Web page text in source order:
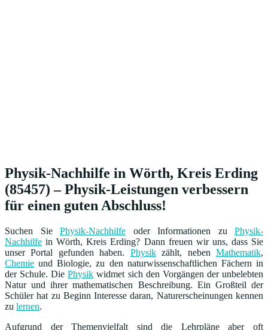
Physik-Nachhilfe in Wörth, Kreis Erding
(85457) – Physik-Leistungen verbessern
für einen guten Abschluss!
Suchen Sie Physik-Nachhilfe oder Informationen zu Physik-
Nachhilfe in Wörth, Kreis Erding? Dann freuen wir uns, dass Sie
unser Portal gefunden haben. Physikzählt, nebenMathematik,
Chemie und Biologie, zu den naturwissenschaftlichen Fächern in
der Schule. DiePhysik widmet sich den Vorgängen der unbelebten
Natur und ihrer mathematischen Beschreibung. Ein Großteil der
Schüler hat zu Beginn Interesse daran, Naturerscheinungen kennen
zu lernen.
Aufgrund der Themenvielfalt sind die Lehrpläne aber oft